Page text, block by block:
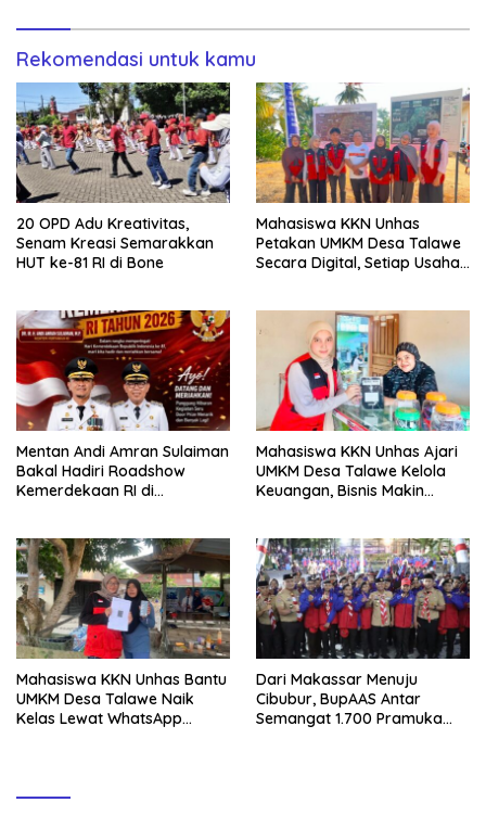
Rekomendasi untuk kamu
20 OPD Adu Kreativitas,
Senam Kreasi Semarakkan
HUT ke-81 RI di Bone
Mahasiswa KKN Unhas
Petakan UMKM Desa Talawe
Secara Digital, Setiap Usaha
Mentan Andi Amran Sulaiman
Bakal Hadiri Roadshow
Kemerdekaan RI di
Dibagikan
Mahasiswa KKN Unhas Ajari
UMKM Desa Talawe Kelola
Keuangan, Bisnis Makin
Mahasiswa KKN Unhas Bantu
UMKM Desa Talawe Naik
Kelas Lewat WhatsApp
Dari Makassar Menuju
Cibubur, BupAAS Antar
Semangat 1.700 Pramuka